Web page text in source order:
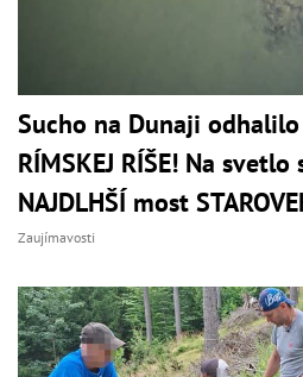
Sucho na Dunaji
RÍMSKEJ RÍŠE! Na
NAJDLHŠÍ most
Zaujímavosti